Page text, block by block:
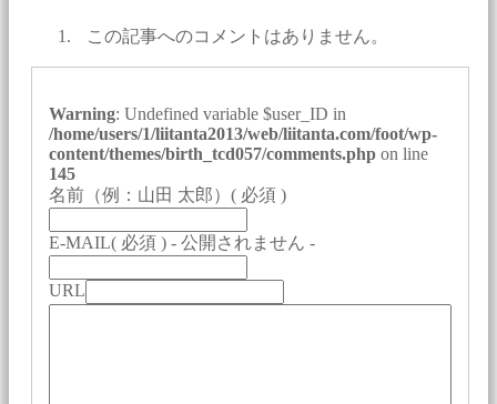
この記事へのコメントはありません。
Warning : Undefined variable $user_ID in
/home/users/1/liitanta2013/web/liitanta.com/foot/wp-
content/themes/birth_tcd057/comments.php on line
145
名前（例：山田 太郎） ( 必須 )
E-MAIL( 必須 ) - 公開されません -
URL